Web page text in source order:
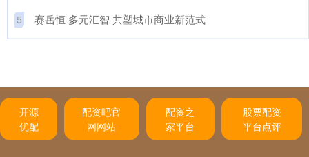
5 ​赛岳恒 多元汇智 共塑城市商业新范式
开源
优配
配资吧官
网网站
配资之
家平台
股票配资
平台点评